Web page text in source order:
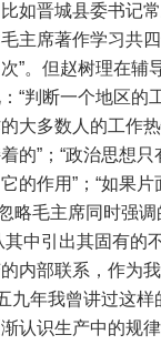
如晋城县委书记
主席著作学习共
”。但赵树理在辅
“判断一个地区的
大多数人的工作
的”；“政治思想
的作用”；“如果片
略毛主席同时强调
其中引出其固有的
内部联系，作为我
九年我曾讲过这样
认识生产中的规